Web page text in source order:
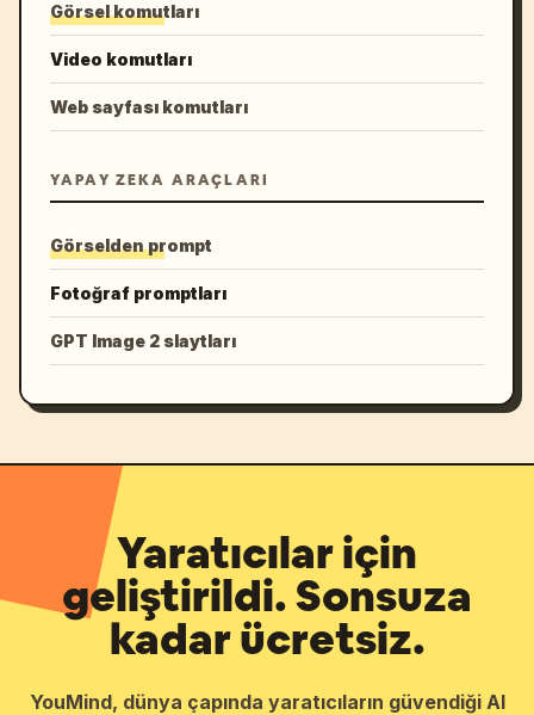
Görsel komutları
Video komutları
Web sayfası komutları
YAPAY ZEKA ARAÇLARI
Görselden prompt
Fotoğraf promptları
GPT Image 2 slaytları
Yaratıcılar için
geliştirildi. Sonsuza
kadar ücretsiz.
YouMind, dünya çapında yaratıcıların güvendiği AI